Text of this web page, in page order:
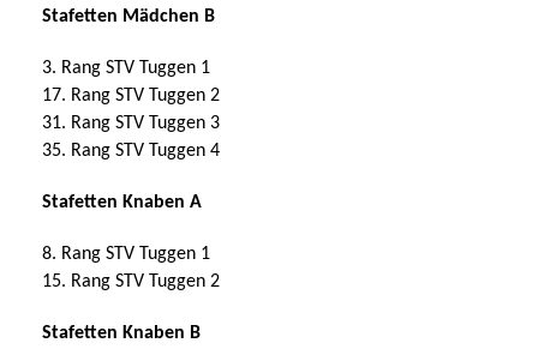
Stafetten Mädchen B
3. Rang STV Tuggen 1
17. Rang STV Tuggen 2
31. Rang STV Tuggen 3
35. Rang STV Tuggen 4
Stafetten Knaben A
8. Rang STV Tuggen 1
15. Rang STV Tuggen 2
Stafetten Knaben B